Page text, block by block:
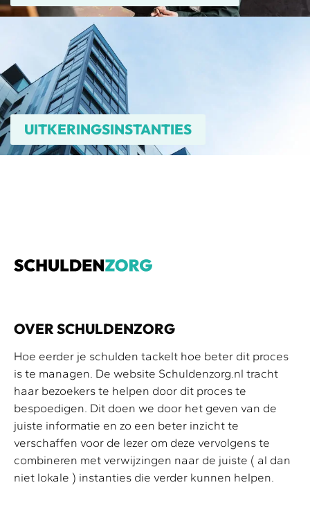
UITKERINGSINSTANTIES
OVER SCHULDENZORG
Hoe eerder je schulden tackelt hoe beter dit proces
is te managen. De website Schuldenzorg.nl tracht
haar bezoekers te helpen door dit proces te
bespoedigen. Dit doen we door het geven van de
juiste informatie en zo een beter inzicht te
verschaffen voor de lezer om deze vervolgens te
combineren met verwijzingen naar de juiste ( al dan
niet lokale ) instanties die verder kunnen helpen.